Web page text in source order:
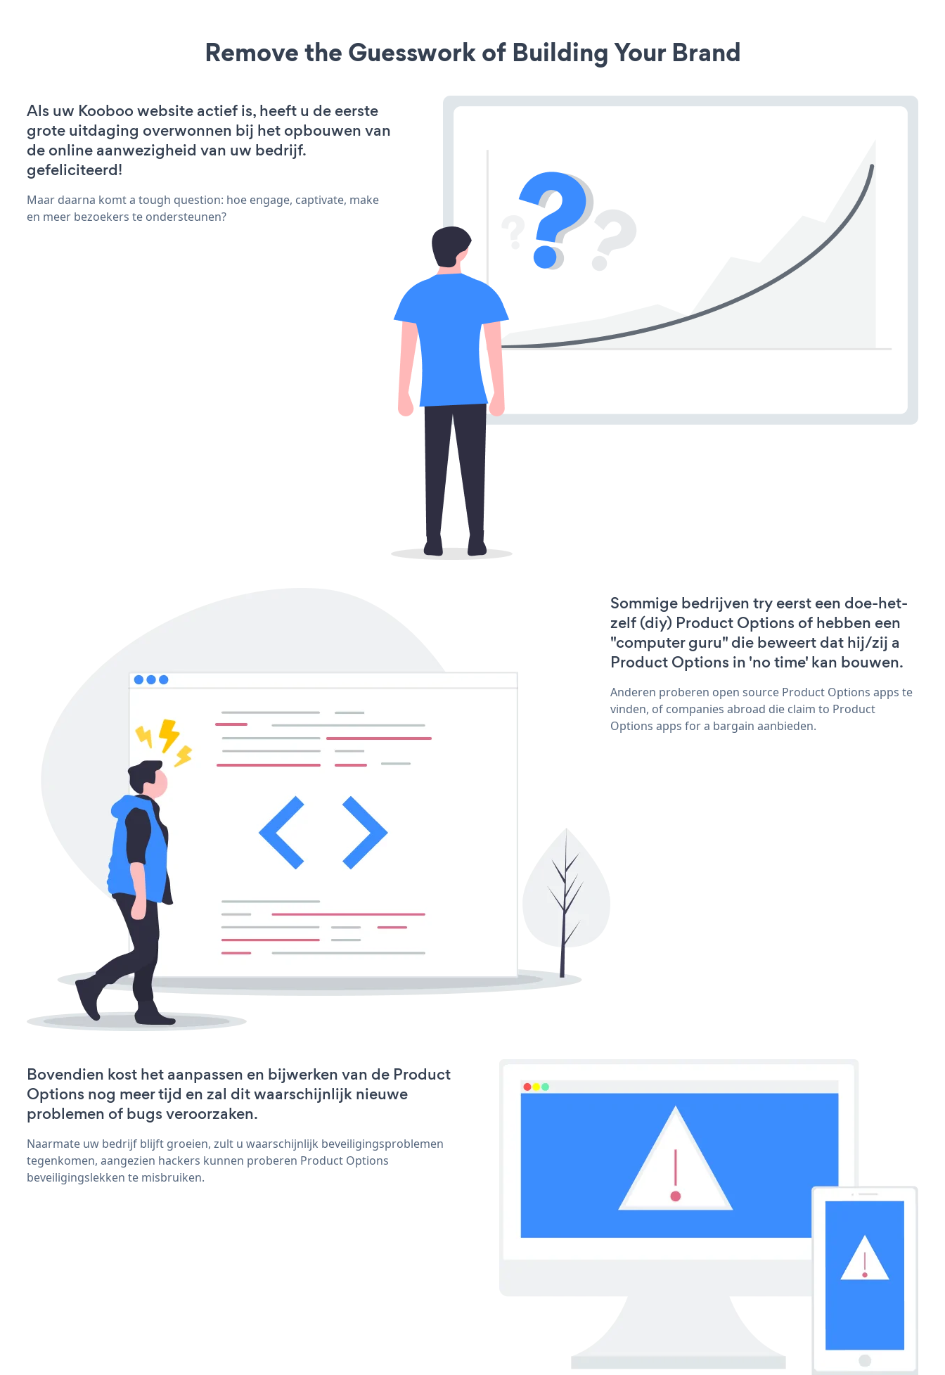
Remove the Guesswork of Building Your Brand
Als uw Kooboo website actief is, heeft u de eerste
grote uitdaging overwonnen bij het opbouwen van
de online aanwezigheid van uw bedrijf.
gefeliciteerd!
Maar daarna komt a tough question: hoe engage, captivate, make
en meer bezoekers te ondersteunen?
Sommige bedrijven try eerst een doe-het-
zelf (diy) Product Options of hebben een
"computer guru" die beweert dat hij/zij a
Product Options in 'no time' kan bouwen.
Anderen proberen open source Product Options apps te
vinden, of companies abroad die claim to Product
Options apps for a bargain aanbieden.
Bovendien kost het aanpassen en bijwerken van de Product
Options nog meer tijd en zal dit waarschijnlijk nieuwe
problemen of bugs veroorzaken.
Naarmate uw bedrijf blijft groeien, zult u waarschijnlijk beveiligingsproblemen
tegenkomen, aangezien hackers kunnen proberen Product Options
beveiligingslekken te misbruiken.